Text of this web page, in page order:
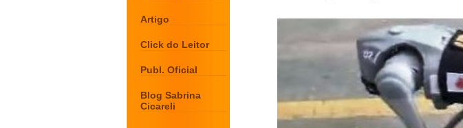
Artigo
Click do Leitor
Publ. Oficial
Blog Sabrina
Cicareli